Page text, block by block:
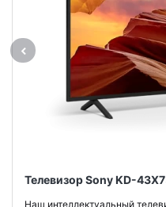
Телевизор Sony KD-
Наш интеллектуальный